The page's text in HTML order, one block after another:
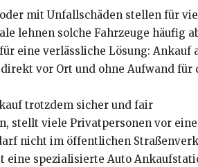
mit Unfallschäden stellen für
lehnen solche Fahrzeuge häufig
eine verlässliche Lösung: Ankauf
vor Ort und ohne Aufwand für
trotzdem sicher und fair
stellt viele Privatpersonen vor
nicht im öffentlichen
spezialisierte Auto